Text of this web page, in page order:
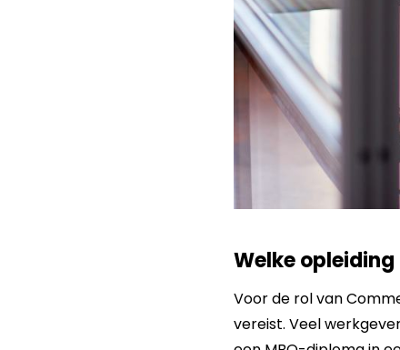
Welke
Voor de rol van
vereist. Veel